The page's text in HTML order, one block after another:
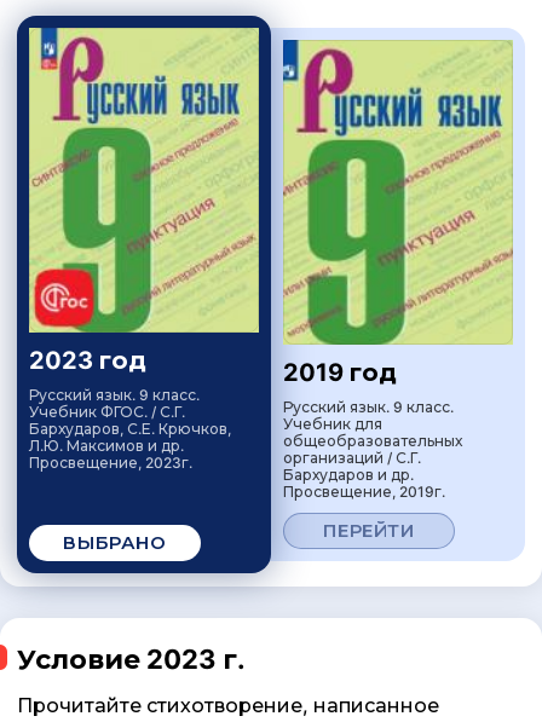
2023 год
Русский язык. 9 класс.
Учебник ФГОС. / С.Г.
Бархударов, С.Е. Крючков,
Л.Ю. Максимов и др.
Просвещение, 2023г.
ВЫБРАНО
2019 год
Русский язык. 9 класс.
Учебник для
общеобразовательных
организаций / С.Г.
Бархударов и др.
Просвещение, 2019г.
ПЕРЕЙТИ
Условие 2023 г.
Прочитайте стихотворение, написанное